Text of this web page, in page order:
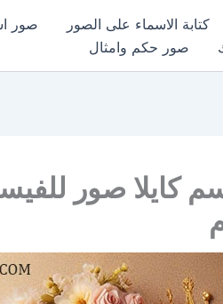
كتابة الاسماء على الصور
صور
صور حكم وامثال
كايلا صور